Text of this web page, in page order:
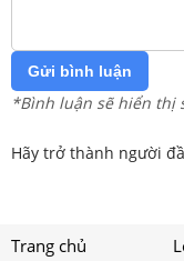
Gửi bình luận
*Bình luận sẽ hiển thị
Hãy trở thành người
Trang chủ